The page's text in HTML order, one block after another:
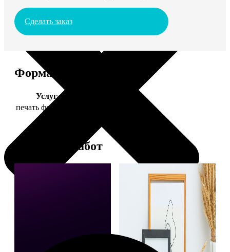
Сделать заказ
Форматы и цены
Услуга
печать фото 13х18
Примеры работ